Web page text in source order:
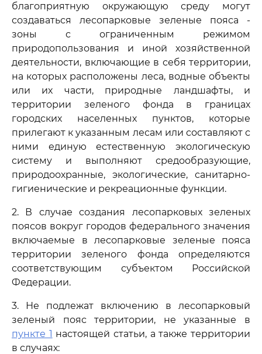
благоприятную окружающую среду могут
создаваться лесопарковые зеленые пояса -
зоны с ограниченным режимом
природопользования и иной хозяйственной
деятельности, включающие в себя территории,
на которых расположены леса, водные объекты
или их части, природные ландшафты, и
территории зеленого фонда в границах
городских населенных пунктов, которые
прилегают к указанным лесам или составляют с
ними единую естественную экологическую
систему и выполняют средообразующие,
природоохранные, экологические, санитарно-
гигиенические и рекреационные функции.
2. В случае создания лесопарковых зеленых
поясов вокруг городов федерального значения
включаемые в лесопарковые зеленые пояса
территории зеленого фонда определяются
соответствующим субъектом Российской
Федерации.
3. Не подлежат включению в лесопарковый
зеленый пояс территории, не указанные в
пункте 1 настоящей статьи, а также территории
в случаях: